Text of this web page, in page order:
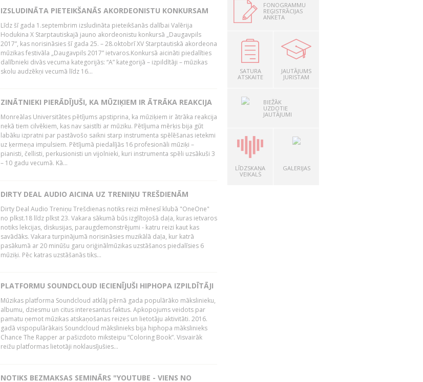
IZSLUDINĀTA PIETEIKŠANĀS AKORDEONISTU KONKURSAM
Līdz šī gada 1.septembrim izsludināta pieteikšanās dalībai Valērija
Hodukina X Starptautiskajā jauno akordeonistu konkursā „Daugavpils
2017”, kas norisināsies šī gada 25. – 28.oktobrī XV Starptautiskā akordeona
mūzikas festivāla „Daugavpils 2017” ietvaros.Konkursā aicināti piedalīties
dalībnieki divās vecuma kategorijās: “A” kategorijā – izpildītāji – mūzikas
skolu audzēkņi vecumā līdz 16...
ZINĀTNIEKI PIERĀDĪJUŠI, KA MŪZIĶIEM IR ĀTRĀKA REAKCIJA
Monreālas Universitātes pētījums apstiprina, ka mūziķiem ir ātrāka reakcija
nekā tiem cilvēkiem, kas nav saistīti ar mūziku. Pētījuma mērķis bija gūt
labāku izpratni par pastāvošo saikni starp instrumenta spēlēšanas ietekmi
uz ķermeņa impulsiem. Pētījumā piedalījās 16 profesionāli mūziķi –
pianisti, čellisti, perkusionisti un vijolnieki, kuri instrumenta spēli uzsākuši 3
– 10 gadu vecumā. Kā...
DIRTY DEAL AUDIO AICINA UZ TRENIŅU TREŠDIENĀM
Dirty Deal Audio Treniņu Trešdienas notiks reizi mēnesī klubā "OneOne"
no plkst.18 līdz plkst 23. Vakara sākumā būs izglītojošā daļa, kuras ietvaros
notiks lekcijas, diskusijas, paraugdemonstrējumi - katru reizi kaut kas
savādāks. Vakara turpinājumā norisināsies muzikālā daļa, kur katrā
pasākumā ar 20 minūšu garu oriģinālmūzikas uzstāšanos piedalīsies 6
mūziķi. Pēc katras uzstāšanās tiks...
PLATFORMU SOUNDCLOUD IECIENĪJUŠI HIPHOPA IZPILDĪTĀJI
Mūzikas platforma Soundcloud atklāj pērnā gada populārāko mākslinieku,
albumu, dziesmu un citus interesantus faktus. Apkopojums veidots par
pamatu ņemot mūzikas atskaņošanas reizes un lietotāju aktivitāti. 2016.
gadā vispopulārākais Soundcloud mākslinieks bija hiphopa mākslinieks
Chance The Rapper ar pašizdoto miksteipu “Coloring Book”. Visvairāk
reižu platformas lietotāji noklausījušies...
NOTIKS BEZMAKSAS SEMINĀRS "YOUTUBE - VIENS NO
FONOGRAMMU
REĢISTRĀCIJAS
ANKETA
SATURA
ATSKAITE
JAUTĀJUMS
JURISTAM
BIEŽĀK
UZDOTIE
JAUTĀJUMI
LĪDZSKAŅA
VEIKALS
GALERIJAS